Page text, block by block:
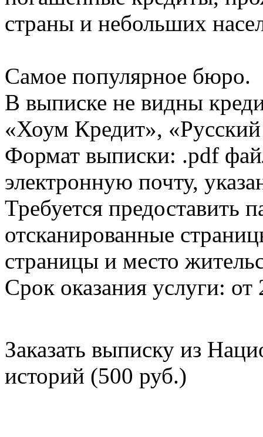
страны и небольших
Самое популярное бюро.
В выписке не видны
«Хоум Кредит»,
Формат выписки: .pdf
электронную почту,
Требуется предоставить
отсканированные
страницы и место
Срок оказания услуги: от
Заказать выписку из
историй (500 руб.)